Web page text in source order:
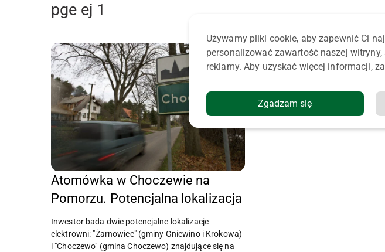
pge ej 1
Atomówka w Choczewie na
Pomorzu. Potencjalna lokalizacja
Inwestor bada dwie potencjalne lokalizacje
elektrowni: "Żarnowiec" (gminy Gniewino i Krokowa)
i "Choczewo" (gmina Choczewo) znajdujące się na
Używamy pliki cookie, aby zapewnić Ci
personalizować zawartość naszej
reklamy. Aby uzyskać więcej informacji,
Zgadzam się